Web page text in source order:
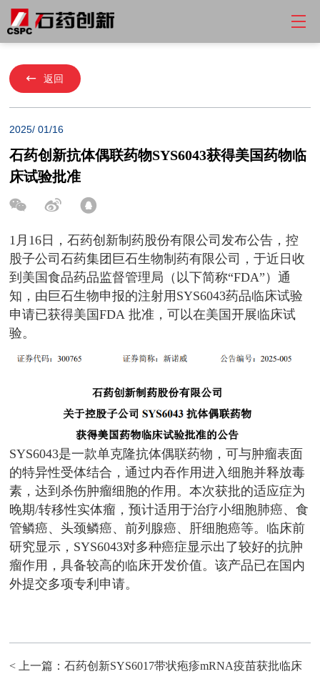
返回
2025/ 01/16
石药创新抗体偶联药物SYS6043获得美国药物临
床试验批准
1月16日，石药创新制药股份有限公司发布公告，控
股子公司石药集团巨石生物制药有限公司，于近日收
到美国食品药品监督管理局（以下简称“FDA”）通
知，由巨石生物申报的注射用SYS6043药品临床试验
申请已获得美国FDA 批准，可以在美国开展临床试
验。
SYS6043是一款单克隆抗体偶联药物，可与肿瘤表面
的特异性受体结合，通过内吞作用进入细胞并释放毒
素，达到杀伤肿瘤细胞的作用。本次获批的适应症为
晚期/转移性实体瘤，预计适用于治疗小细胞肺癌、食
管鳞癌、头颈鳞癌、前列腺癌、肝细胞癌等。临床前
研究显示，SYS6043对多种癌症显示出了较好的抗肿
瘤作用，具备较高的临床开发价值。该产品已在国内
外提交多项专利申请。
< 上一篇：石药创新SYS6017带状疱疹mRNA疫苗获批临床